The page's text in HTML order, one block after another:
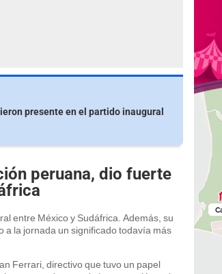
presente en el partido inaugural
peruana, dio fuerte
entre México y Sudáfrica. Además, su
a la jornada un significado todavía más
Ferrari, directivo que tuvo un papel